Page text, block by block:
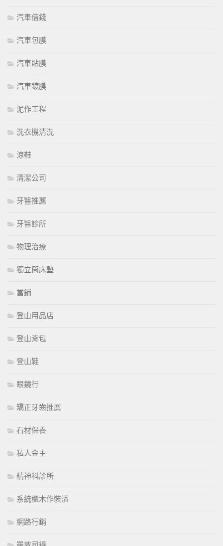
汽車借錢
汽車包膜
汽車貼膜
汽車鍍膜
泥作工程
洗衣機清洗
涼鞋
清潔公司
牙醫推薦
牙醫診所
物理治療
獨立筒床墊
當鋪
登山用品店
登山背包
登山鞋
眼鏡行
矯正牙齒推薦
石材保養
私人金主
精神科診所
系統櫃木作裝潢
網路行銷